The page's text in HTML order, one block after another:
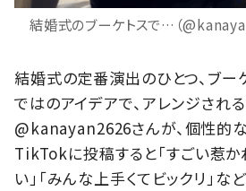
結婚式のブーケトスで…（
結婚式の定番演出のひとつ、ブー
ではのアイデアで、アレンジされ
@kanayan2626さんが、個性的
TikTokに投稿すると「すごい惹か
い」「みんな上手くてビックリ」な